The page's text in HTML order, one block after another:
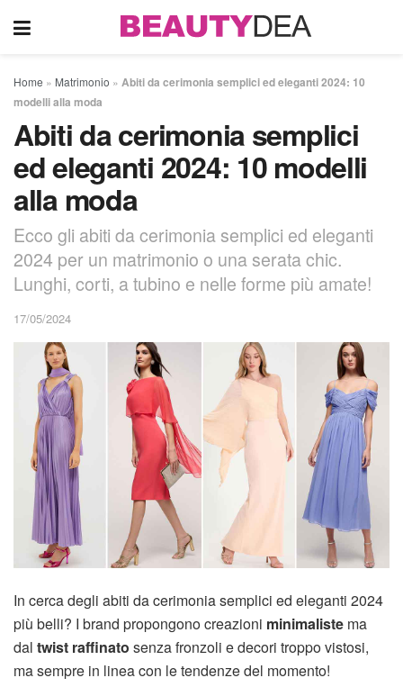
Home » Matrimonio » Abiti da cerimonia semplici ed eleganti 2024: 10
modelli alla moda
Abiti da cerimonia semplici
ed eleganti 2024: 10 modelli
alla moda
Ecco gli abiti da cerimonia semplici ed eleganti
2024 per un matrimonio o una serata chic.
Lunghi, corti, a tubino e nelle forme più amate!
17/05/2024
In cerca degli abiti da cerimonia semplici ed eleganti 2024
più belli? I brand propongono creazioni minimaliste ma
dal twist raffinato senza fronzoli e decori troppo vistosi,
ma sempre in linea con le tendenze del momento!